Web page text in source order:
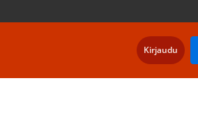
Kirjaudu